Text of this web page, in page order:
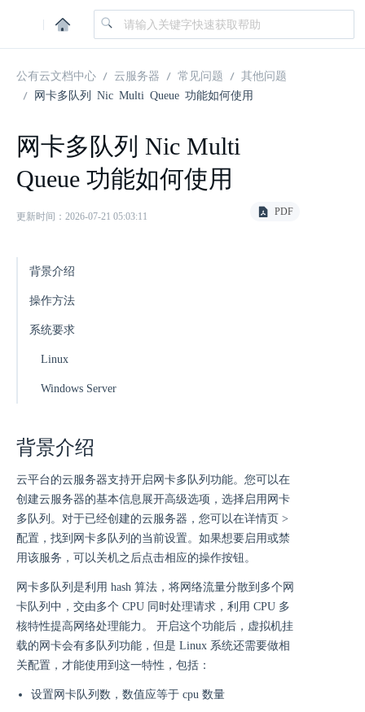
|
公有云文档中心 云服务器 常见问题
其他问题
网卡多队列 Nic Multi Queue 功能如何使用
网卡多队列 Nic Multi
Queue 功能如何使用
更新时间：2026-07-21 05:03:11 PDF
背景介绍
操作方法
系统要求
Linux
Windows Server
背景介绍
云平台的云服务器支持开启网卡多队列功能。您可以在
创建云服务器的基本信息展开高级选项，选择启用网卡
多队列。对于已经创建的云服务器，您可以在详情页 >
配置，找到网卡多队列的当前设置。如果想要启用或禁
用该服务，可以关机之后点击相应的操作按钮。
网卡多队列是利用 hash 算法，将网络流量分散到多个网
卡队列中，交由多个 CPU 同时处理请求，利用 CPU 多
核特性提高网络处理能力。 开启这个功能后，虚拟机挂
载的网卡会有多队列功能，但是 Linux 系统还需要做相
关配置，才能使用到这一特性，包括：
设置网卡队列数，数值应等于 cpu 数量